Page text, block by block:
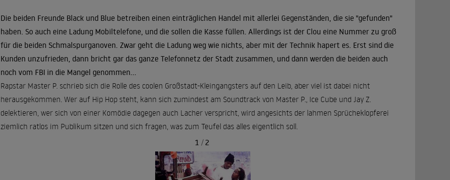
Die beiden Freunde Black und Blue betreiben einen einträglichen Handel mit allerlei Gegenständen, die sie "gefunden"
haben. So auch eine Ladung Mobiltelefone, und die sollen die Kasse füllen. Allerdings ist der Clou eine Nummer zu groß
für die beiden Schmalspurganoven. Zwar geht die Ladung weg wie nichts, aber mit der Technik hapert es. Erst sind die
Kunden unzufrieden, dann bricht gar das ganze Telefonnetz der Stadt zusammen, und dann werden die beiden auch
noch vom FBI in die Mangel genommen...
Rapstar Master P. schrieb sich die Rolle des coolen Großstadt-Kleingangsters auf den Leib, aber viel ist dabei nicht
herausgekommen. Wer auf Hip Hop steht, kann sich zumindest am Soundtrack von Master P., Ice Cube und Jay Z.
delektieren, wer sich von einer Komödie dagegen auch Lacher verspricht, wird angesichts der lahmen Sprücheklopferei
ziemlich ratlos im Publikum sitzen und sich fragen, was zum Teufel das alles eigentlich soll.
1 / 2